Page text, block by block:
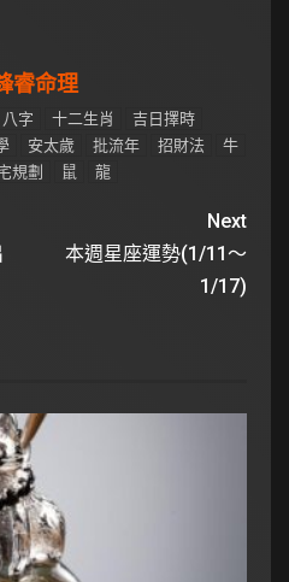
睿命理
八字 十二生肖
吉日擇時
安太歲 批流年 招財法
牛
規劃 鼠 龍
Next
本週星座運勢(1/11～
1/17)